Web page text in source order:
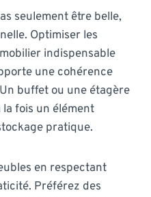
seulement être belle,
Optimiser les
indispensable
une cohérence
buffet ou une étagère
fois un élément
pratique.
en respectant
Préférez des